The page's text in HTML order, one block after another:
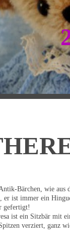
Bärchen, wie aus
er ist immer ein
gefertigt!
ist ein Sitzbär mit
verziert, ganz